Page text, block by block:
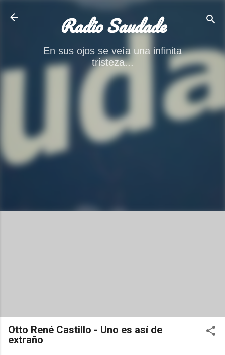
Radio Saudade
En sus ojos se veía una infinita
tristeza...
Otto René Castillo - Uno es así de
extraño